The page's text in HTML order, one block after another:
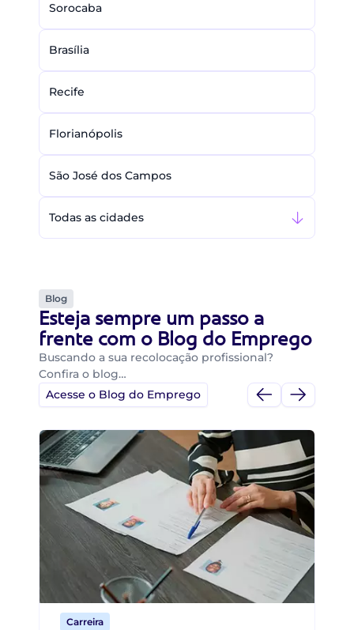
Sorocaba
Brasília
Recife
Florianópolis
São José dos Campos
Todas as cidades
Blog
Esteja sempre um passo a
frente com o Blog do Emprego
Buscando a sua recolocação profissional?
Confira o blog…
Acesse o Blog do Emprego
Carreira